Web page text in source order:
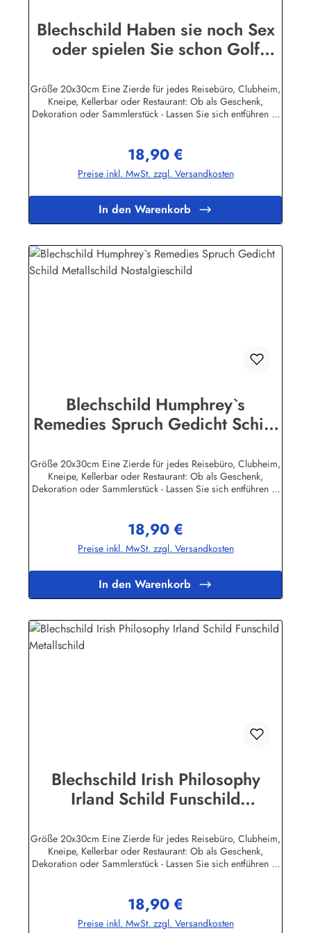
Blechschild Haben sie noch Sex
oder spielen Sie schon Golf
Größe 20x30cm Eine Zierde für jedes Reisebüro, Clubheim,
Kneipe, Kellerbar oder Restaurant: Ob als Geschenk,
Dekoration oder Sammlerstück - Lassen Sie sich entführen in
Sie sich und Ihren Freunden eine dekorative Erinnerung an
die gute alte Zeit! Unsere Blechschilder sind in Super-Qualität
aus hochwertigem Metall (Stahlblech) gefertigt. Die
Lebensdauer ist damit garantiert. Wir verkaufen nur original
lizensierte Werbeschilder. Nicht jeder Hersteller oder
Veranstalter hat seine Metallschilder zum öffentlichen Verkauf
Industrie BPPM GmbHPorschestr. 921423 Winsen
(Luhe)info@heartofireland.eu
Regulärer Preis:
18,90 €
Preise inkl. MwSt. zzgl. Versandkosten
In den Warenkorb
Blechschild Humphrey`s
Remedies Spruch Gedicht Schild
Größe 20x30cm Eine Zierde für jedes Reisebüro, Clubheim,
Kneipe, Kellerbar oder Restaurant: Ob als Geschenk,
Dekoration oder Sammlerstück - Lassen Sie sich entführen in
Sie sich und Ihren Freunden eine dekorative Erinnerung an
die gute alte Zeit! Unsere Blechschilder sind in Super-Qualität
aus hochwertigem Metall (Stahlblech) gefertigt. Die
Lebensdauer ist damit garantiert. Wir verkaufen nur original
lizensierte Werbeschilder. Nicht jeder Hersteller oder
Veranstalter hat seine Metallschilder zum öffentlichen Verkauf
Industrie BPPM GmbHPorschestr. 921423 Winsen
(Luhe)info@heartofireland.eu
Regulärer Preis:
18,90 €
Preise inkl. MwSt. zzgl. Versandkosten
In den Warenkorb
Blechschild Irish Philosophy
Irland Schild Funschild
Größe 20x30cm Eine Zierde für jedes Reisebüro, Clubheim,
Kneipe, Kellerbar oder Restaurant: Ob als Geschenk,
Dekoration oder Sammlerstück - Lassen Sie sich entführen in
Sie sich und Ihren Freunden eine dekorative Erinnerung an
die gute alte Zeit! Unsere Blechschilder sind in Super-Qualität
aus hochwertigem Metall (Stahlblech) gefertigt. Die
Regulärer Preis:
18,90 €
Preise inkl. MwSt. zzgl. Versandkosten